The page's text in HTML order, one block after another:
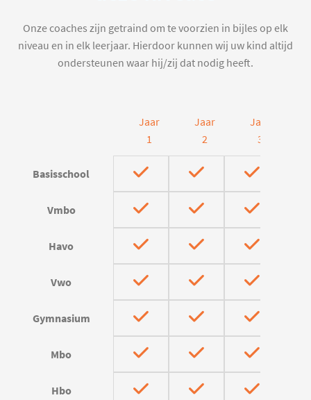
Onze coaches zijn getraind om te voorzien in bijles op elk
niveau en in elk leerjaar. Hierdoor kunnen wij uw kind altijd
ondersteunen waar hij/zij dat nodig heeft.
Jaar
1
Jaar
2
Jaar
3
Basisschool
Vmbo
Havo
Vwo
Gymnasium
Mbo
Hbo